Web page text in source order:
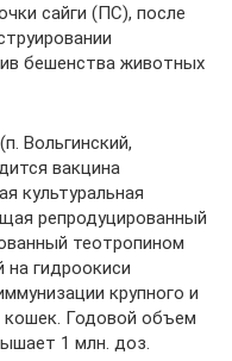
сайги (ПС), после
бешенства животных
Вольгинский,
вакцина
культуральная
репродуцированный
теотропином
на гидроокиси
крупного и
кошек. Годовой объем
1 млн. доз.